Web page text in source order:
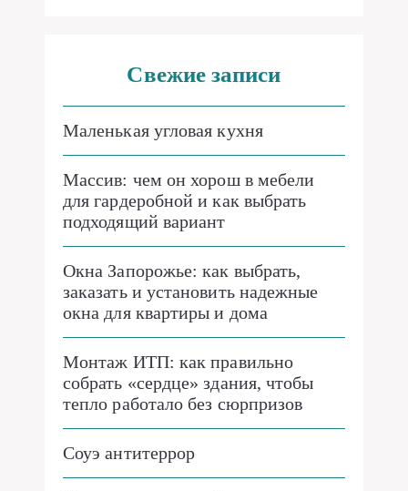
Свежие записи
Маленькая угловая кухня
Массив: чем он хорош в мебели
для гардеробной и как выбрать
подходящий вариант
Окна Запорожье: как выбрать,
заказать и установить надежные
окна для квартиры и дома
Монтаж ИТП: как правильно
собрать «сердце» здания, чтобы
тепло работало без сюрпризов
Соуэ антитеррор